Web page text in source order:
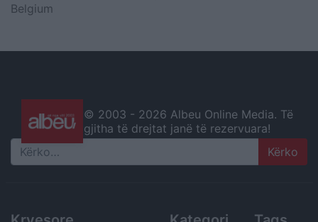
Belgium
© 2003 - 2026 Albeu Online Media. Të
gjitha të drejtat janë të rezervuara!
Search